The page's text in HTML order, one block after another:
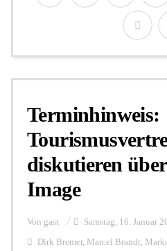
Terminhinweis:
diskutieren
Image
Von gast Samstag, 16. Januar
Dirk Bremer, Marcel Brandt,